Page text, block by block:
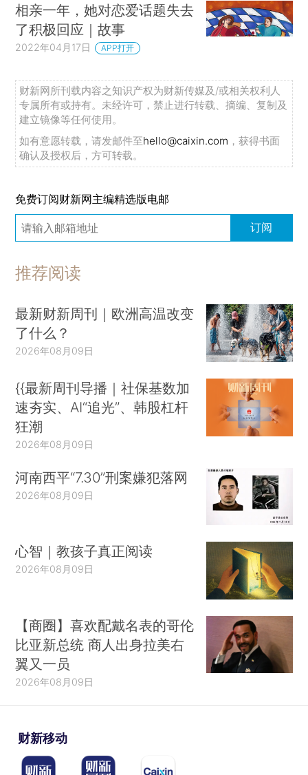
相亲一年，她对恋爱话题失去
了积极回应｜故事
2022年04月17日 APP打开
财新网所刊载内容之知识产权为财新传媒及/或相关权利人
专属所有或持有。未经许可，禁止进行转载、摘编、复制及
建立镜像等任何使用。
如有意愿转载，请发邮件至hello@caixin.com ，获得书面
确认及授权后，方可转载。
免费订阅财新网主编精选版电邮
订阅
推荐阅读
最新财新周刊｜欧洲高温改变
了什么？
2026年08月09日
{{最新周刊导播｜社保基数加
速夯实、AI“追光”、韩股杠杆
狂潮
2026年08月09日
河南西平“7.30”刑案嫌犯落网
2026年08月09日
心智｜教孩子真正阅读
2026年08月09日
【商圈】喜欢配戴名表的哥伦
比亚新总统 商人出身拉美右
翼又一员
2026年08月09日
财新移动